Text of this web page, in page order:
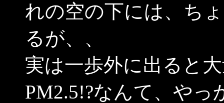
れの空の下には、ち
るが、、
実は一歩外に出ると
PM2.5!?なんて、や